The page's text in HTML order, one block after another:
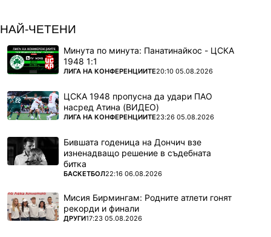
НАЙ-ЧЕТЕНИ
Минута по минута: Панатинайкос - ЦСКА
1948 1:1
ПОВЕЧЕ ОТ
ЛИГА НА КОНФЕРЕНЦИИТЕ20:10 05.08.2026
ЦСКА 1948 пропусна да удари ПАО
насред Атина (ВИДЕО)
ПОВЕЧЕ ОТ
ЛИГА НА КОНФЕРЕНЦИИТЕ23:26 05.08.2026
Бившата годеница на Дончич взе
изненадващо решение в съдебната
битка
ПОВЕЧЕ ОТ
БАСКЕТБОЛ22:16 06.08.2026
Мисия Бирмингам: Родните атлети гонят
рекорди и финали
ПОВЕЧЕ ОТ
ДРУГИ17:23 05.08.2026